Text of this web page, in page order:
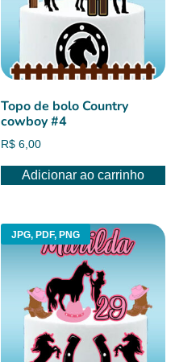
Topo de bolo Country
cowboy #4
R$ 6,00
Adicionar ao carrinho
JPG, PDF, PNG